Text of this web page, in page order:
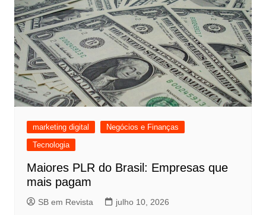
marketing digital
Negócios e Finanças
Tecnologia
Maiores PLR do Brasil: Empresas que
mais pagam
SB em Revista julho 10, 2026